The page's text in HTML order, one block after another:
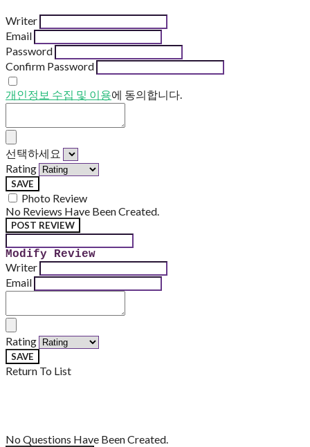
Writer
Email
Password
Confirm Password
개인정보 수집 및 이용에 동의합니다.
선택하세요
Rating
SAVE
Photo Review
No Reviews Have Been Created.
POST REVIEW
Modify Review
Writer
Email
Rating
SAVE
Return To List
No Questions Have Been Created.